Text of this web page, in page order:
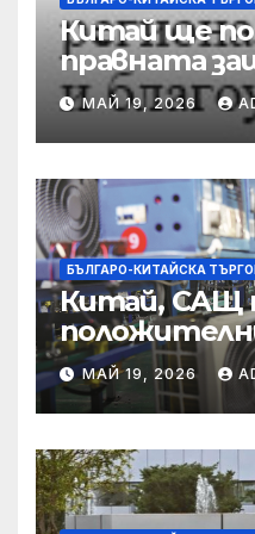
Китай ще
правната
борбата с
МАЙ 19, 2026
БЪЛГАРО-КИТАЙСКА
Китай, САЩ
търговски
МАЙ 19, 2026